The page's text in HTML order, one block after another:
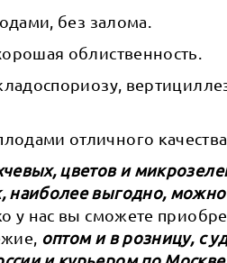
без залома.
облиственность.
отличного качества
цветов и
наиболее выгодно, можно
у нас вы сможете
оптом и в розницу, с